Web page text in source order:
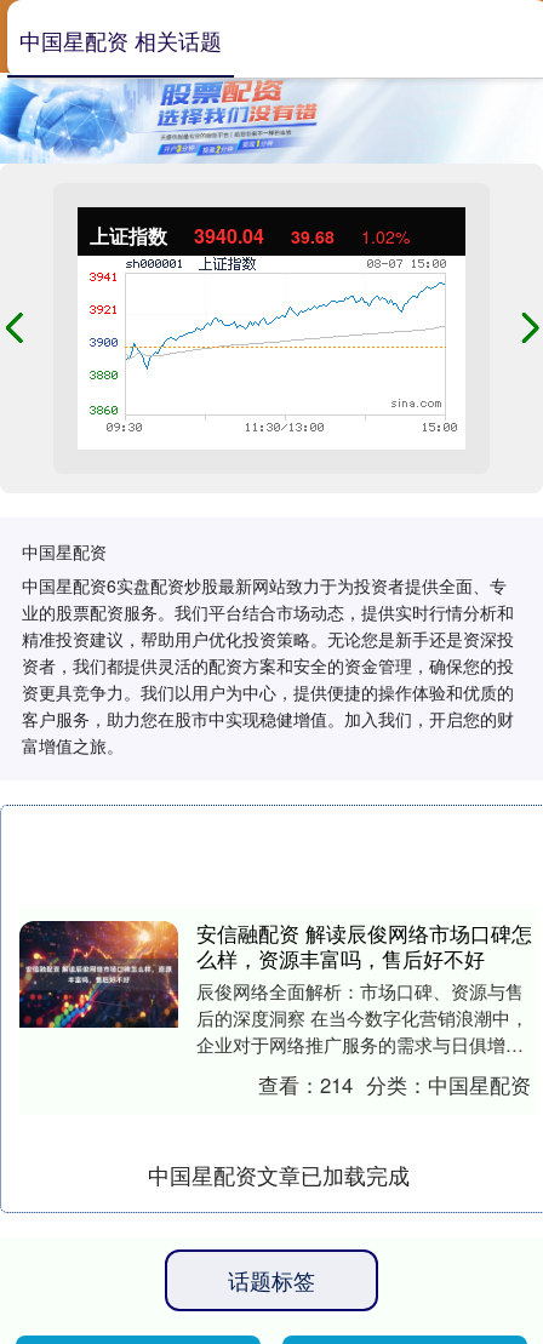
上证指数 3940.04 39.68 1.02%
中国星配资
中国星配资6实盘配资炒股最新网站致力于为投资者提供全面、专
业的股票配资服务。我们平台结合市场动态，提供实时行情分析和
精准投资建议，帮助用户优化投资策略。无论您是新手还是资深投
资者，我们都提供灵活的配资方案和安全的资金管理，确保您的投
资更具竞争力。我们以用户为中心，提供便捷的操作体验和优质的
客户服务，助力您在股市中实现稳健增值。加入我们，开启您的财
富增值之旅。
中国星配资 相关话题
安信融配资 解读辰俊网络市场口碑怎
么样，资源丰富吗，售后好不好
辰俊网络全面解析：市场口碑、资源与售
后的深度洞察 在当今数字化营销浪潮中，
企业对于网络推广服务的需求与日俱增，
辰俊网络作为行业内备受瞩目的参与者，
其市场口碑、资....
查看：214 分类： 中国星配资
中国星配资文章已加载完成
话题标签